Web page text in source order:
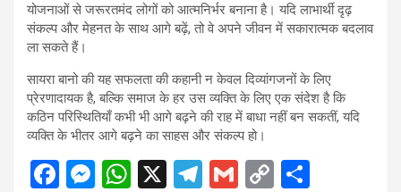
योजनाओं से जरूरतमंद लोगों को आत्मनिर्भर बनाना है। यदि लाभार्थी दृढ़
संकल्प और मेहनत के साथ आगे बढ़ें, तो वे अपने जीवन में सकारात्मक बदलाव
ला सकते हैं।
सायरा बानो की यह सफलता की कहानी न केवल दिव्यांगजनों के लिए
प्रेरणादायक है, बल्कि समाज के हर उस व्यक्ति के लिए एक संदेश है कि
कठिन परिस्थितियाँ कभी भी आगे बढ़ने की राह में बाधा नहीं बन सकतीं, यदि
व्यक्ति के भीतर आगे बढ़ने का साहस और संकल्प हो।
F
M W X
T
G
C